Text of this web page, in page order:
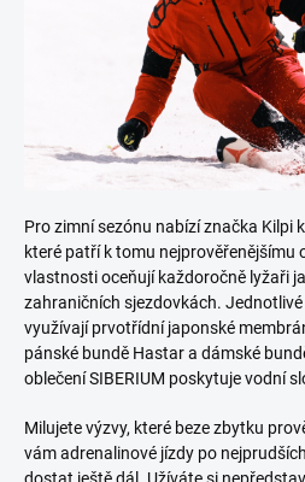
Pro zimní sezónu nabízí značka Kilpi
které patří k tomu nejprověřenějšímu
vlastnosti oceňují každoročně lyžaři
zahraničních sjezdovkách.
využívají prvotřídní japonské
pánské bundě Hastara dámské
oblečení SIBERIUM poskytuje vodní
Milujete výzvy, které beze zbytku
vám adrenalinové jízdy po
dostat ještě dál. Užíváte si